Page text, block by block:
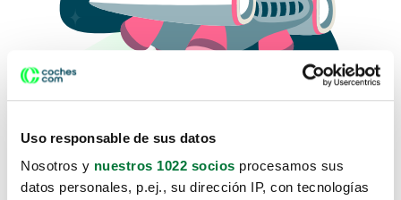
Uso responsable de sus datos
Nosotros y nuestros 1022 socios procesamos sus
datos personales, p.ej., su dirección IP, con tecnologías